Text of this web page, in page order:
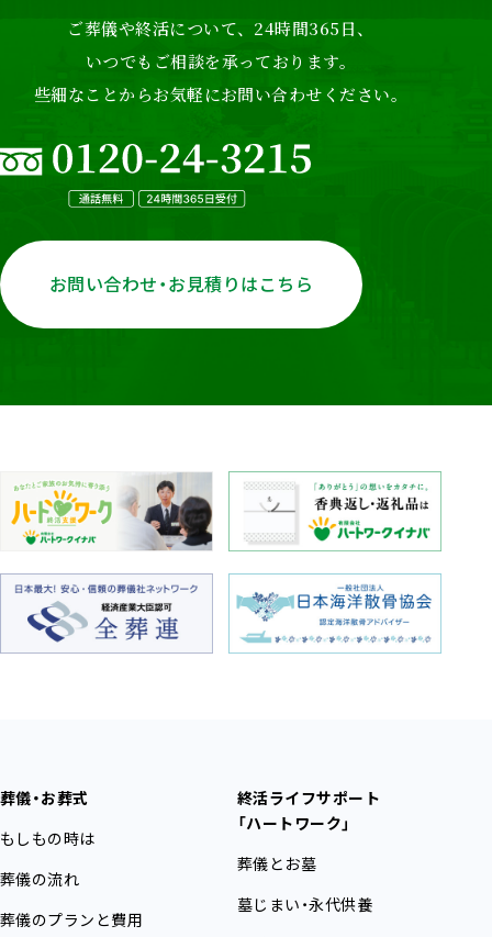
ご葬儀や終活について、24時間365日、
いつでもご相談を承っております。
些細なことからお気軽にお問い合わせください。
お問い合わせ・お見積りはこちら
葬儀・お葬式
もしもの時は
葬儀の流れ
葬儀のプランと費用
終活ライフサポート
「ハートワーク」
葬儀とお墓
墓じまい・永代供養